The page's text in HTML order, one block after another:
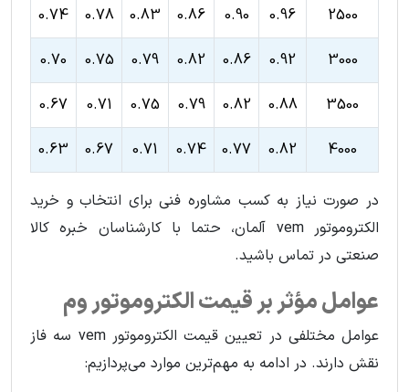
2500
0.96
0.90
0.86
0.83
0.78
0.74
3000
0.92
0.86
0.82
0.79
0.75
0.70
3500
0.88
0.82
0.79
0.75
0.71
0.67
4000
0.82
0.77
0.74
0.71
0.67
0.63
در صورت نیاز به کسب مشاوره فنی برای انتخاب و خرید
الکتروموتور vem آلمان، حتما با کارشناسان خبره کالا
صنعتی در تماس باشید.
عوامل مؤثر بر قیمت الکتروموتور وم
عوامل مختلفی در تعیین قیمت الکتروموتور vem سه فاز
نقش دارند. در ادامه به مهم‌ترین موارد می‌پردازیم: